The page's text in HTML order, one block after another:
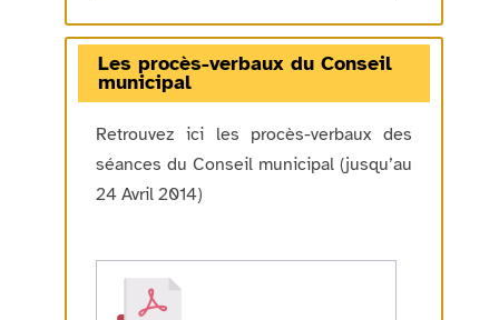
Les procès-verbaux du Conseil
municipal
Retrouvez ici les procès-verbaux des
séances du Conseil municipal (jusqu’au
24 Avril 2014)